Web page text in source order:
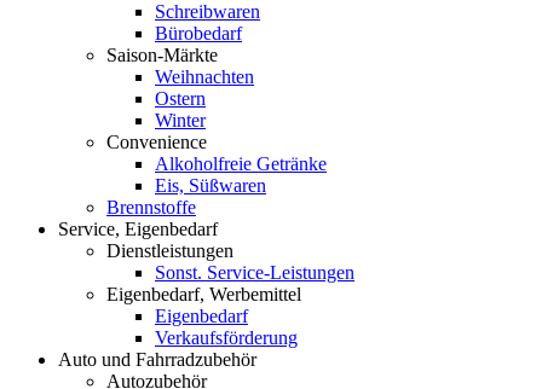
Schreibwaren
Bürobedarf
Saison-Märkte
Weihnachten
Ostern
Winter
Convenience
Alkoholfreie Getränke
Eis, Süßwaren
Brennstoffe
Service, Eigenbedarf
Dienstleistungen
Sonst. Service-Leistungen
Eigenbedarf, Werbemittel
Eigenbedarf
Verkaufsförderung
Auto und Fahrradzubehör
Autozubehör